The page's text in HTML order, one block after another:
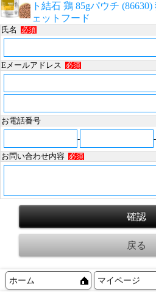
ト結石 鶏 85gパウチ
ェットフード
氏名 必須
Eメールアドレス 必須
お電話番号
-
-
お問い合わせ内容
必須
ホーム マイページ